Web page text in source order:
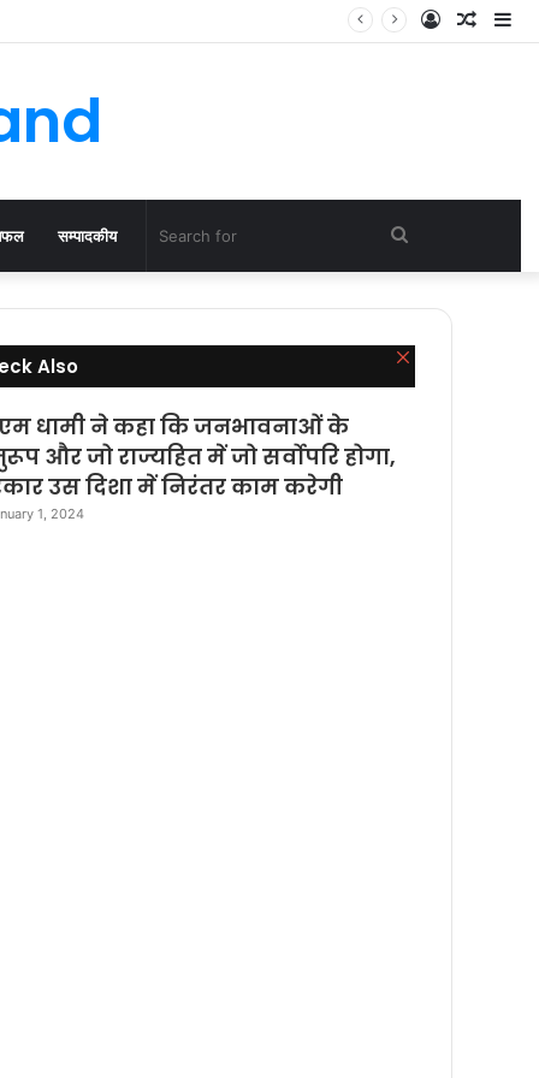
Log
सम्पादकीय Search
for
Also
धामी ने कहा कि जनभावनाओं के
और जो राज्यहित में जो सर्वोपरि होगा,
उस दिशा में निरंतर काम करेगी
1, 2024